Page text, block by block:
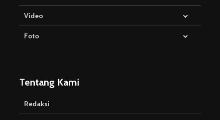
Video
Foto
Tentang Kami
Redaksi